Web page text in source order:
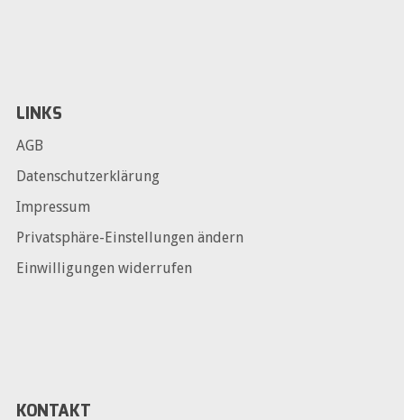
LINKS
AGB
Datenschutzerklärung
Impressum
Privatsphäre-Einstellungen ändern
Einwilligungen widerrufen
KONTAKT